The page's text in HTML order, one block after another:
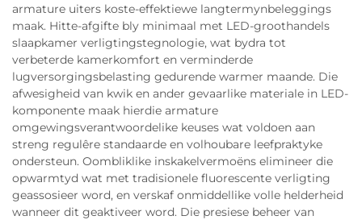
armature uiters koste-effektiewe langtermynbeleggings
maak. Hitte-afgifte bly minimaal met LED-groothandels
slaapkamer verligtingstegnologie, wat bydra tot
verbeterde kamerkomfort en verminderde
lugversorgingsbelasting gedurende warmer maande. Die
afwesigheid van kwik en ander gevaarlike materiale in LED-
komponente maak hierdie armature
omgewingsverantwoordelike keuses wat voldoen aan
streng regulêre standaarde en volhoubare leefpraktyke
ondersteun. Oombliklike inskakelvermoëns elimineer die
opwarmtyd wat met tradisionele fluorescente verligting
geassosieer word, en verskaf onmiddellike volle helderheid
wanneer dit geaktiveer word. Die presiese beheer van